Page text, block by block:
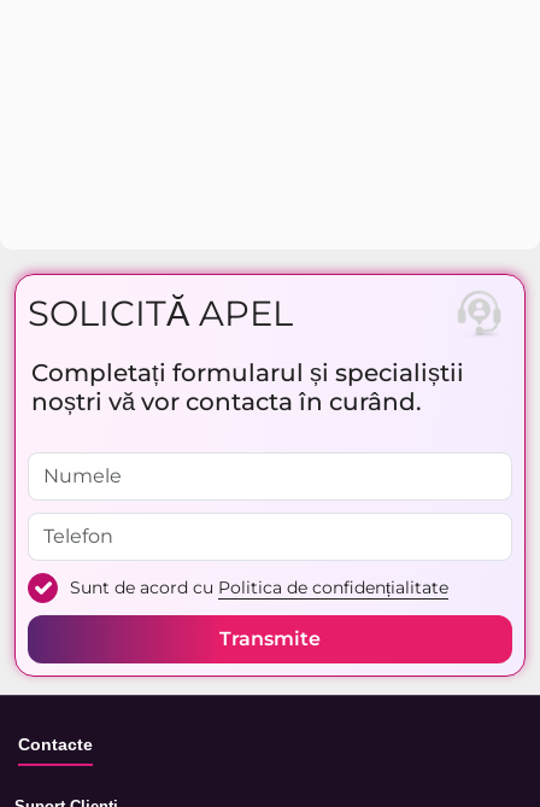
SOLICITĂ APEL
Completați formularul și specialiștii
noștri vă vor contacta în curând.
Sunt de acord cu Politica de confidențialitate
Transmite
Contacte